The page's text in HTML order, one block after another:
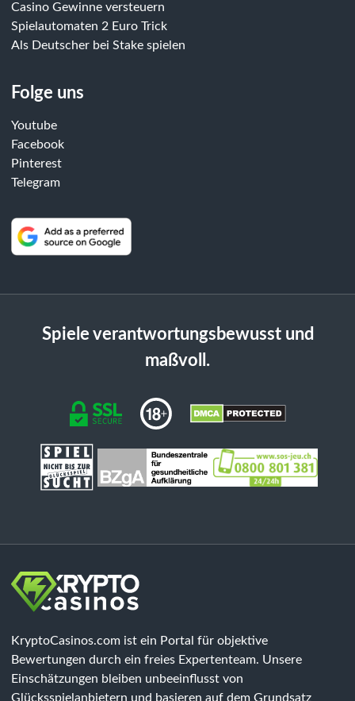
Casino Gewinne versteuern
Spielautomaten 2 Euro Trick
Als Deutscher bei Stake spielen
Folge uns
Youtube
Facebook
Pinterest
Telegram
Spiele verantwortungsbewusst und
maßvoll.
KryptoCasinos.com ist ein Portal für objektive
Bewertungen durch ein freies Expertenteam. Unsere
Einschätzungen bleiben unbeeinflusst von
Glücksspielanbietern und basieren auf dem Grundsatz